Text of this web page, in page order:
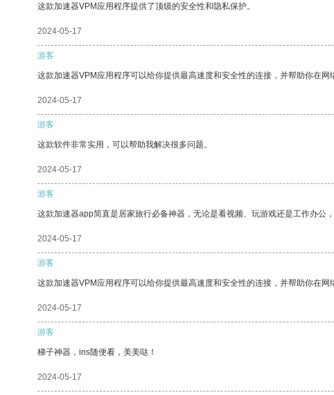
这款加速器VPM应用程序提供了顶级的安全性和隐私保护。
2024-05-17
游客
这款加速器VPM应用程序可以给你提供最高速度和安全性的连接，并帮助你在网
2024-05-17
游客
这款软件非常实用，可以帮助我解决很多问题。
2024-05-17
游客
这款加速器app简直是居家旅行必备神器，无论是看视频、玩游戏还是工作办公
2024-05-17
游客
这款加速器VPM应用程序可以给你提供最高速度和安全性的连接，并帮助你在网
2024-05-17
游客
梯子神器，ins随便看，美美哒！
2024-05-17